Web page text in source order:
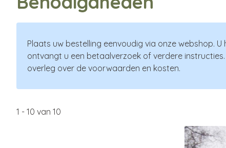
Plaats uw bestelling eenvoudig via onze webshop.
ontvangt u een betaalverzoek of verdere
overleg over de voorwaarden en kosten.
1 - 10 van 10